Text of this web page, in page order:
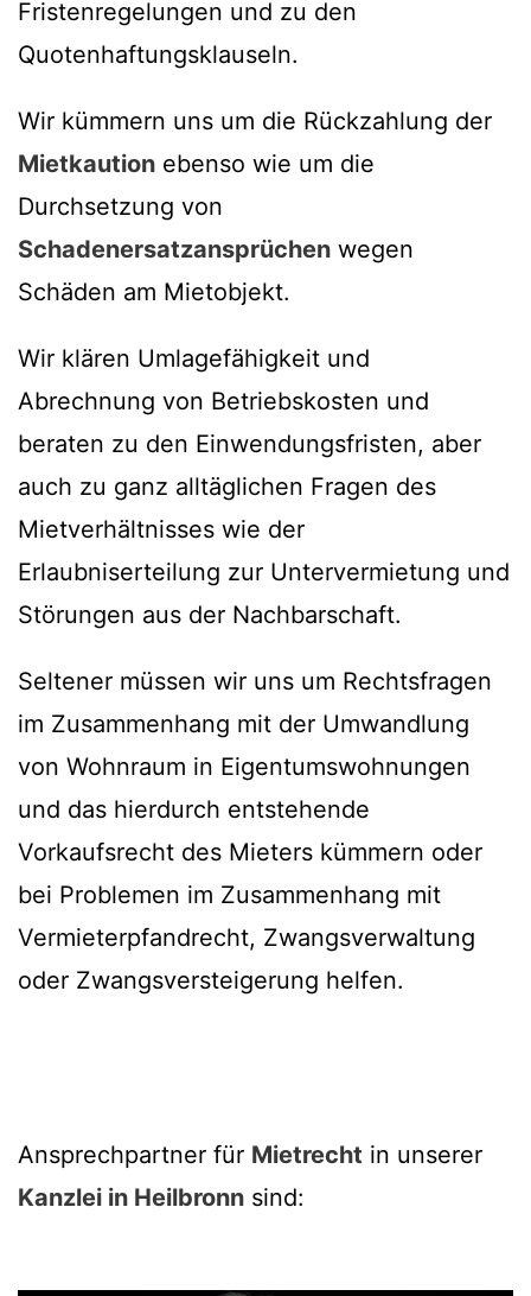
Fristenregelungen und zu den
Quotenhaftungsklauseln.
Wir kümmern uns um die Rückzahlung der
Mietkaution ebenso wie um die
Durchsetzung von
Schadenersatzansprüchen wegen
Schäden am Mietobjekt.
Wir klären Umlagefähigkeit und
Abrechnung von Betriebskosten und
beraten zu den Einwendungsfristen, aber
auch zu ganz alltäglichen Fragen des
Mietverhältnisses wie der
Erlaubniserteilung zur Untervermietung und
Störungen aus der Nachbarschaft.
Seltener müssen wir uns um Rechtsfragen
im Zusammenhang mit der Umwandlung
von Wohnraum in Eigentumswohnungen
und das hierdurch entstehende
Vorkaufsrecht des Mieters kümmern oder
bei Problemen im Zusammenhang mit
Vermieterpfandrecht, Zwangsverwaltung
oder Zwangsversteigerung helfen.
Ansprechpartner für Mietrecht in unserer
Kanzlei in Heilbronn sind: